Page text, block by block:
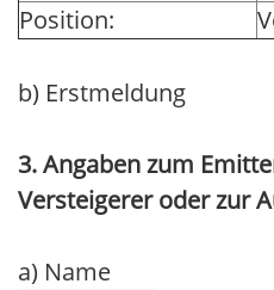
Position:
b) Erstmeldung
3. Angaben zum
Versteigerer oder zur
a) Name